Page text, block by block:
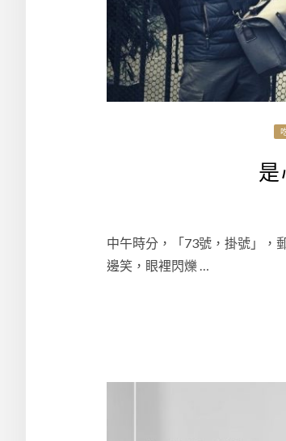
中午時分，「73號，掛號」，
邊笑，眼裡閃爍 …